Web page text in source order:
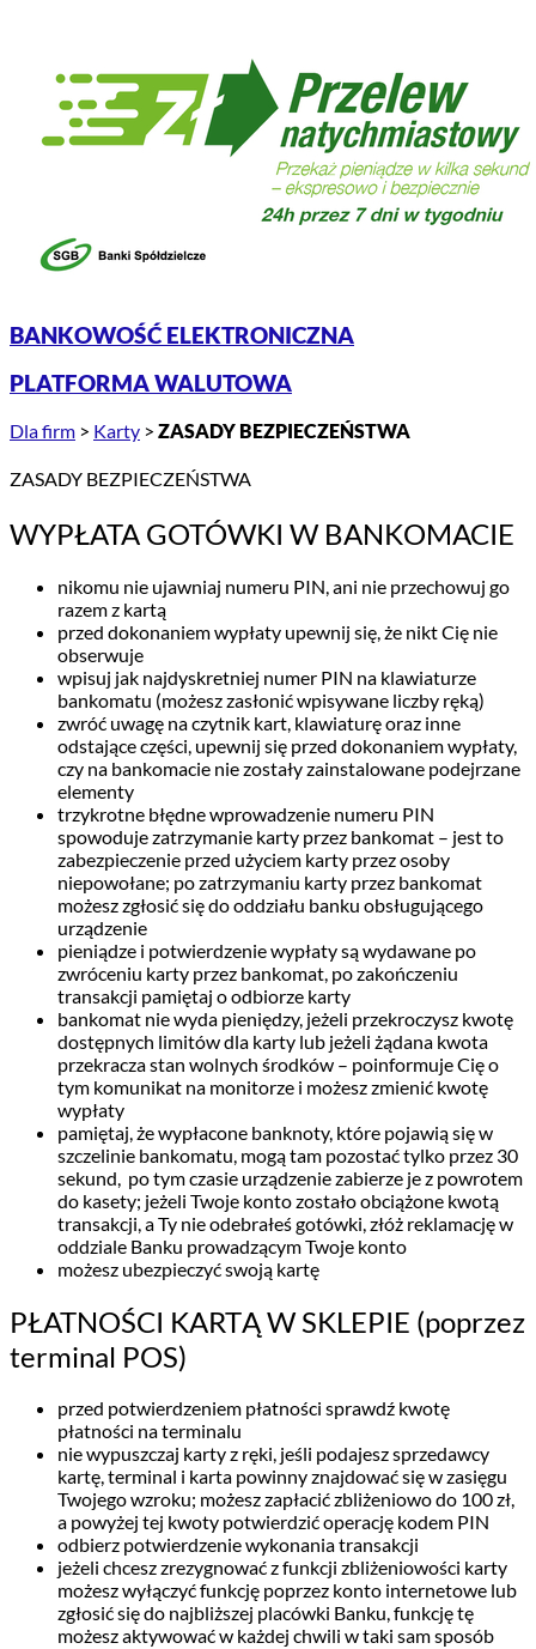
BANKOWOŚĆ ELEKTRONICZNA
PLATFORMA WALUTOWA
Dla firm > Karty > ZASADY BEZPIECZEŃSTWA
ZASADY BEZPIECZEŃSTWA
WYPŁATA GOTÓWKI W BANKOMACIE
nikomu nie ujawniaj numeru PIN, ani nie przechowuj go
razem z kartą
przed dokonaniem wypłaty upewnij się, że nikt Cię nie
obserwuje
wpisuj jak najdyskretniej numer PIN na klawiaturze
bankomatu (możesz zasłonić wpisywane liczby ręką)
zwróć uwagę na czytnik kart, klawiaturę oraz inne
odstające części, upewnij się przed dokonaniem wypłaty,
czy na bankomacie nie zostały zainstalowane podejrzane
elementy
trzykrotne błędne wprowadzenie numeru PIN
spowoduje zatrzymanie karty przez bankomat – jest to
zabezpieczenie przed użyciem karty przez osoby
niepowołane; po zatrzymaniu karty przez bankomat
możesz zgłosić się do oddziału banku obsługującego
urządzenie
pieniądze i potwierdzenie wypłaty są wydawane po
zwróceniu karty przez bankomat, po zakończeniu
transakcji pamiętaj o odbiorze karty
bankomat nie wyda pieniędzy, jeżeli przekroczysz kwotę
dostępnych limitów dla karty lub jeżeli żądana kwota
przekracza stan wolnych środków – poinformuje Cię o
tym komunikat na monitorze i możesz zmienić kwotę
wypłaty
pamiętaj, że wypłacone banknoty, które pojawią się w
szczelinie bankomatu, mogą tam pozostać tylko przez 30
sekund, po tym czasie urządzenie zabierze je z powrotem
do kasety; jeżeli Twoje konto zostało obciążone kwotą
transakcji, a Ty nie odebrałeś gotówki, złóż reklamację w
oddziale Banku prowadzącym Twoje konto
możesz ubezpieczyć swoją kartę
PŁATNOŚCI KARTĄ W SKLEPIE (poprzez
terminal POS)
przed potwierdzeniem płatności sprawdź kwotę
płatności na terminalu
nie wypuszczaj karty z ręki, jeśli podajesz sprzedawcy
kartę, terminal i karta powinny znajdować się w zasięgu
Twojego wzroku; możesz zapłacić zbliżeniowo do 100 zł,
a powyżej tej kwoty potwierdzić operację kodem PIN
odbierz potwierdzenie wykonania transakcji
jeżeli chcesz zrezygnować z funkcji zbliżeniowości karty
możesz wyłączyć funkcję poprzez konto internetowe lub
zgłosić się do najbliższej placówki Banku, funkcję tę
możesz aktywować w każdej chwili w taki sam sposób